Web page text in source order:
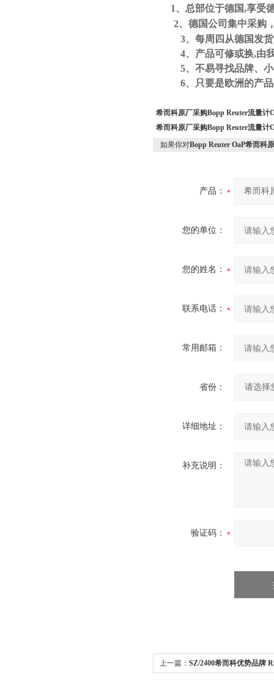
1、总部位于德国,享受
2、德国公司集中采购
3、每周四从德国发
4、产品可修或换,由
5、不易寻找品牌、
6、只要是欧洲的产
希而科原厂采购Bopp Reuter流量计
希而科原厂采购Bopp Reuter流量计
如果你对Bopp Reuter OaP希而科
产品：
您的单位：
您的姓名：
联系电话：
常用邮箱：
省份：
详细地址：
补充说明：
验证码：
上一篇： SZ/2400希而科优势品牌